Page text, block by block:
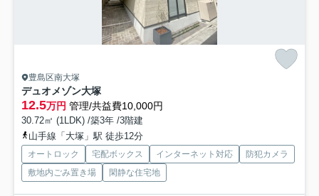
豊島区南大塚
デュオメゾン大塚
12.5万円 管理/共益費10,000円
30.72㎡ (1LDK) /築3年 /3階建
山手線「大塚」駅 徒歩12分
オートロック 宅配ボックス インターネット対応
防犯カメラ
敷地内ごみ置き場
閑静な住宅地